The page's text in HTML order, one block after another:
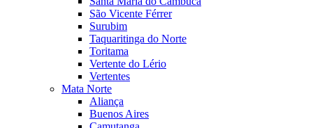
São Vicente Férrer
Surubim
Taquaritinga do Norte
Toritama
Vertente do Lério
Vertentes
Mata Norte
Aliança
Buenos Aires